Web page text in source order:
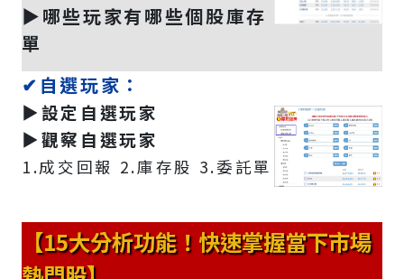
▶️哪些玩家有哪些個股庫存
單
✔自選玩家：
▶️設定自選玩家
▶️觀察自選玩家
1.成交回報 2.庫存股 3.委託單
【15大分析功能！快速掌握當下市場